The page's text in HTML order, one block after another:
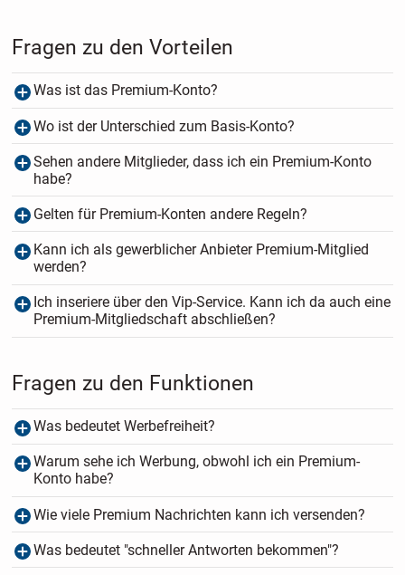
Fragen zu den Vorteilen
Was ist das Premium-Konto?
Wo ist der Unterschied zum Basis-Konto?
Sehen andere Mitglieder, dass ich ein Premium-Konto
habe?
Gelten für Premium-Konten andere Regeln?
Kann ich als gewerblicher Anbieter Premium-Mitglied
werden?
Ich inseriere über den Vip-Service. Kann ich da auch eine
Premium-Mitgliedschaft abschließen?
Fragen zu den Funktionen
Was bedeutet Werbefreiheit?
Warum sehe ich Werbung, obwohl ich ein Premium-
Konto habe?
Wie viele Premium Nachrichten kann ich versenden?
Was bedeutet "schneller Antworten bekommen"?